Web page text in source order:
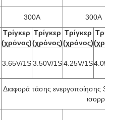
300A 300A
Τρίγκερ
(χρόνος)
Τρίγκερ
(χρόνος)
Τρίγκερ
(χρόνος)
3.65V/1S3.50V/1S4.25V/1S
Διαφορά τάσης ενεργοποίησης